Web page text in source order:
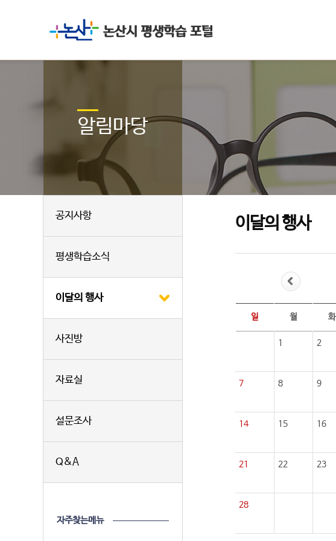
알림마당
공지사항
평생학습소식
이달의 행사
사진방
자료실
설문조사
Q&A
자주찾는메뉴
이달의 행사
일 월 화
1 2
7 8 9
14 15 16
21 22 23
28